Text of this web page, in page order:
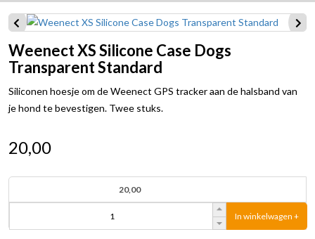
Weenect XS Silicone Case Dogs
Transparent Standard
Siliconen hoesje om de Weenect GPS tracker aan de halsband van
je hond te bevestigen. Twee stuks.
20,00
20,00
In winkelwagen +